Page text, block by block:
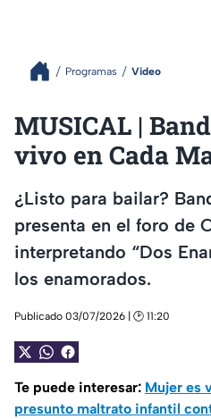
Programas Video
MUSICAL |
vivo en Cada
¿Listo para bailar?
presenta en el foro de
interpretando “Dos
los enamorados.
Publicado 03/07/2026 | 🕑 11:20
Te puede interesar: Mujer es
presunto maltrato infantil